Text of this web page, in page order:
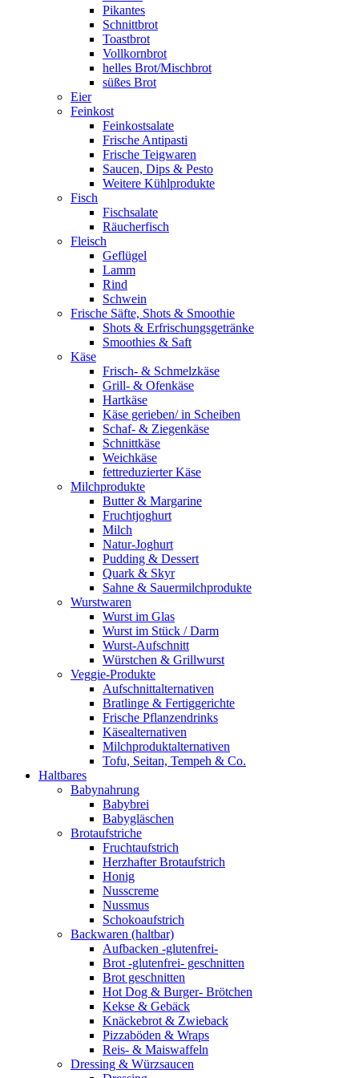
Pikantes
Schnittbrot
Toastbrot
Vollkornbrot
helles Brot/Mischbrot
süßes Brot
Eier
Feinkost
Feinkostsalate
Frische Antipasti
Frische Teigwaren
Saucen, Dips & Pesto
Weitere Kühlprodukte
Fisch
Fischsalate
Räucherfisch
Fleisch
Geflügel
Lamm
Rind
Schwein
Frische Säfte, Shots & Smoothie
Shots & Erfrischungsgetränke
Smoothies & Saft
Käse
Frisch- & Schmelzkäse
Grill- & Ofenkäse
Hartkäse
Käse gerieben/ in Scheiben
Schaf- & Ziegenkäse
Schnittkäse
Weichkäse
fettreduzierter Käse
Milchprodukte
Butter & Margarine
Fruchtjoghurt
Milch
Natur-Joghurt
Pudding & Dessert
Quark & Skyr
Sahne & Sauermilchprodukte
Wurstwaren
Wurst im Glas
Wurst im Stück / Darm
Wurst-Aufschnitt
Würstchen & Grillwurst
Veggie-Produkte
Aufschnittalternativen
Bratlinge & Fertiggerichte
Frische Pflanzendrinks
Käsealternativen
Milchproduktalternativen
Tofu, Seitan, Tempeh & Co.
Haltbares
Babynahrung
Babybrei
Babygläschen
Brotaufstriche
Fruchtaufstrich
Herzhafter Brotaufstrich
Honig
Nusscreme
Nussmus
Schokoaufstrich
Backwaren (haltbar)
Aufbacken -glutenfrei-
Brot -glutenfrei- geschnitten
Brot geschnitten
Hot Dog & Burger- Brötchen
Kekse & Gebäck
Knäckebrot & Zwieback
Pizzaböden & Wraps
Reis- & Maiswaffeln
Dressing & Würzsaucen